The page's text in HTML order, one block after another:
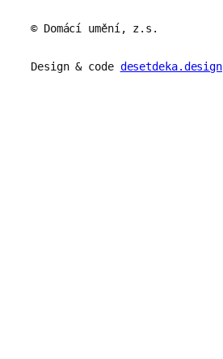
© Domácí umění, z.s.
Design & code desetdeka.design